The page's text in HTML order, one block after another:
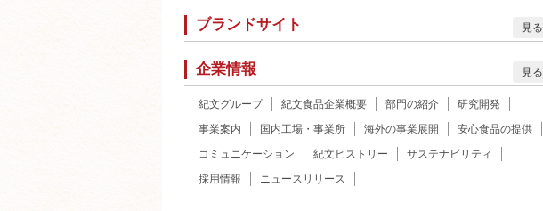
ブランドサイト 見る
企業情報 見る
紀文グループ 紀文食品企業概要 部門の紹介
研究開発
事業案内
国内工場・事業所 海外の事業展開
安心食品の提供
コミュニケーション
紀文ヒストリー
サステナビリティ
採用情報
ニュースリリース